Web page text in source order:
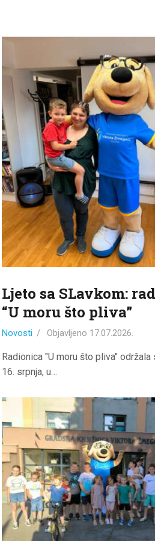
DOKUMENTI
KONTAKT
Ljeto sa SLavkom:
“U moru što pliva”
Novosti Objavljeno 17.07.2026.
Radionica "U moru što pliva" održala
16. srpnja, u…